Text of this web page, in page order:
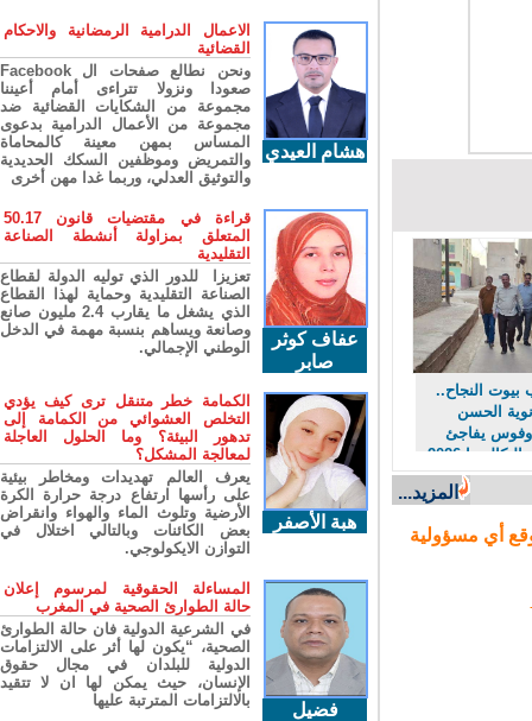
النجاح..
الحسن
يفاجئ
متفوقي البكالوريا 2026
المزيد...
أي مسؤولية
هشام العيدي
الاعمال الدرامية الرمضانية والاحكام
القضائية
ونحن نطالع صفحات ال Facebook
صعودا ونزولا تتراءى أمام أعيننا
مجموعة من الشكايات القضائية ضد
مجموعة من الأعمال الدرامية بدعوى
المساس بمهن معينة كالمحاماة
والتمريض وموظفين السكك الحديدية
والتوثيق العدلي، وربما غدا مهن أخرى
عفاف كوثر
صابر
قراءة في مقتضيات قانون 50.17
المتعلق بمزاولة أنشطة الصناعة
التقليدية
تعزيزا للدور الذي توليه الدولة لقطاع
الصناعة التقليدية وحماية لهذا القطاع
الذي يشغل ما يقارب 2.4 مليون صانع
وصانعة ويساهم بنسبة مهمة في الدخل
الوطني الإجمالي.
هبة الأصفر
الكمامة خطر متنقل ترى كيف يؤدي
التخلص العشوائي من الكمامة إلى
تدهور البيئة؟ وما الحلول العاجلة
لمعالجة المشكل؟
يعرف العالم تهديدات ومخاطر بيئية
على رأسها ارتفاع درجة حرارة الكرة
الأرضية وتلوث الماء والهواء وانقراض
بعض الكائنات وبالتالي اختلال في
التوازن الايكولوجي.
فضيل
المساءلة الحقوقية لمرسوم إعلان
حالة الطوارئ الصحية في المغرب
في الشرعية الدولية فان حالة الطوارئ
الصحية، “يكون لها أثر على الالتزامات
الدولية للبلدان في مجال حقوق
الإنسان، حيث يمكن لها ان لا تتقيد
بالالتزامات المترتبة عليها